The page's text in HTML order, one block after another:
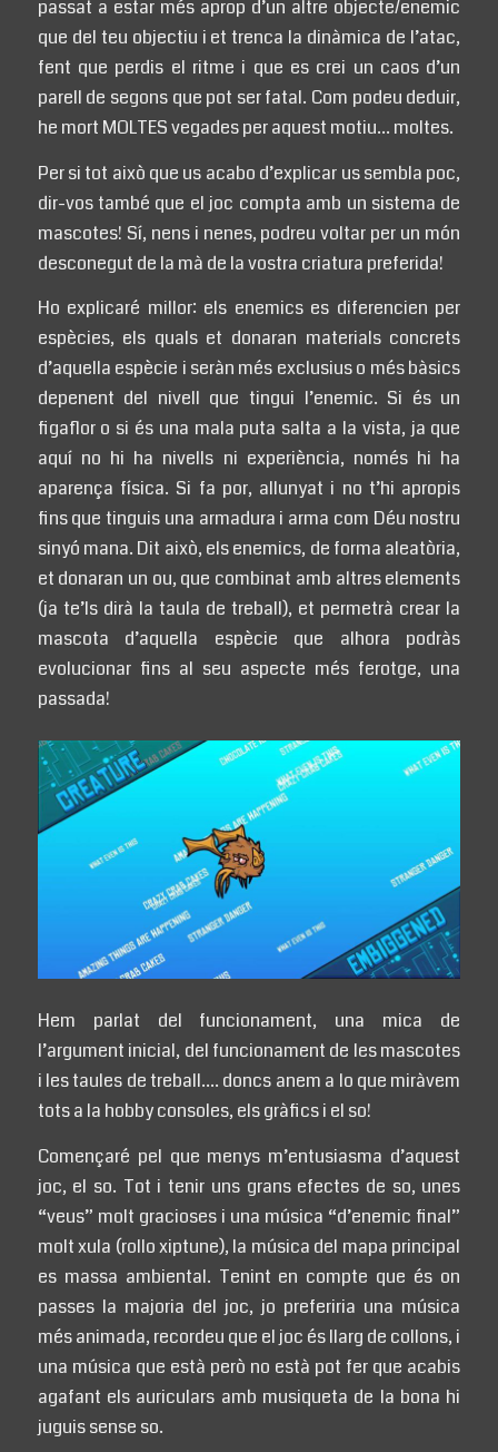
passat a estar més aprop d’un altre objecte/enemic
que del teu objectiu i et trenca la dinàmica de l’atac,
fent que perdis el ritme i que es crei un caos d’un
parell de segons que pot ser fatal. Com podeu deduir,
he mort MOLTES vegades per aquest motiu… moltes.
Per si tot això que us acabo d’explicar us sembla poc,
dir-vos també que el joc compta amb un sistema de
mascotes! Sí, nens i nenes, podreu voltar per un món
desconegut de la mà de la vostra criatura preferida!
Ho explicaré millor: els enemics es diferencien per
espècies, els quals et donaran materials concrets
d’aquella espècie i seràn més exclusius o més bàsics
depenent del nivell que tingui l’enemic. Si és un
figaflor o si és una mala puta salta a la vista, ja que
aquí no hi ha nivells ni experiència, només hi ha
aparença física. Si fa por, allunyat i no t’hi apropis
fins que tinguis una armadura i arma com Déu nostru
sinyó mana. Dit això, els enemics, de forma aleatòria,
et donaran un ou, que combinat amb altres elements
(ja te’ls dirà la taula de treball), et permetrà crear la
mascota d’aquella espècie que alhora podràs
evolucionar fins al seu aspecte més ferotge, una
passada!
Hem parlat del funcionament, una mica de
l’argument inicial, del funcionament de les mascotes
i les taules de treball…. doncs anem a lo que miràvem
tots a la hobby consoles, els gràfics i el so!
Començaré pel que menys m’entusiasma d’aquest
joc, el so. Tot i tenir uns grans efectes de so, unes
“veus” molt gracioses i una música “d’enemic final”
molt xula (rollo xiptune), la música del mapa principal
es massa ambiental. Tenint en compte que és on
passes la majoria del joc, jo preferiria una música
més animada, recordeu que el joc és llarg de collons, i
una música que està però no està pot fer que acabis
agafant els auriculars amb musiqueta de la bona hi
juguis sense so.